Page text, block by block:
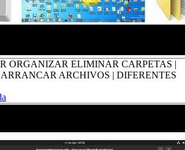
ORGANIZAR ELIMINAR CARPETAS |
ARCHIVOS | DIFERENTES